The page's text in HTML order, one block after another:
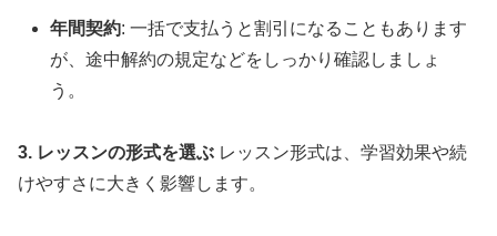
年間契約: 一括で支払うと割引になることもあります
が、途中解約の規定などをしっかり確認しましょ
う。
3. レッスンの形式を選ぶ レッスン形式は、学習効果や続
けやすさに大きく影響します。